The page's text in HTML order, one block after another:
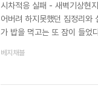
시차적응 실패 - 새벽기상현
어버려 하지못했던 짐정리와
가 밥을 먹고는 또 잠이 들었
다렸다. 남편은 그 와중에
물과 아침을 사 왔다. 부다페
베지채블